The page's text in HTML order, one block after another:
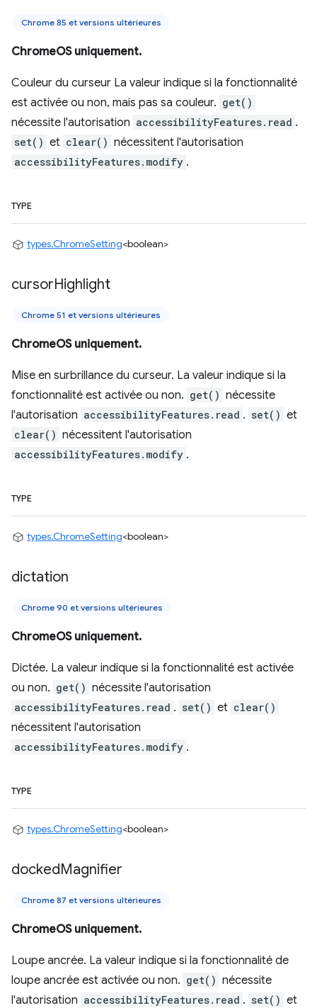
Chrome 85 et versions ultérieures
ChromeOS uniquement.
Couleur du curseur La valeur indique si la fonctionnalité
est activée ou non, mais pas sa couleur. get()
nécessite l'autorisation accessibilityFeatures.read .
set() et clear() nécessitent l'autorisation
accessibilityFeatures.modify .
TYPE
types.ChromeSetting<boolean>
cursorHighlight
Chrome 51 et versions ultérieures
ChromeOS uniquement.
Mise en surbrillance du curseur. La valeur indique si la
fonctionnalité est activée ou non. get() nécessite
l'autorisation accessibilityFeatures.read . set() et
clear() nécessitent l'autorisation
accessibilityFeatures.modify .
TYPE
types.ChromeSetting<boolean>
dictation
Chrome 90 et versions ultérieures
ChromeOS uniquement.
Dictée. La valeur indique si la fonctionnalité est activée
ou non. get() nécessite l'autorisation
accessibilityFeatures.read . set() et clear()
nécessitent l'autorisation
accessibilityFeatures.modify .
TYPE
types.ChromeSetting<boolean>
dockedMagnifier
Chrome 87 et versions ultérieures
ChromeOS uniquement.
Loupe ancrée. La valeur indique si la fonctionnalité de
loupe ancrée est activée ou non. get() nécessite
l'autorisation accessibilityFeatures.read . set() et